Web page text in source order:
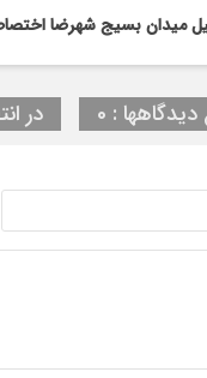
: 0 در